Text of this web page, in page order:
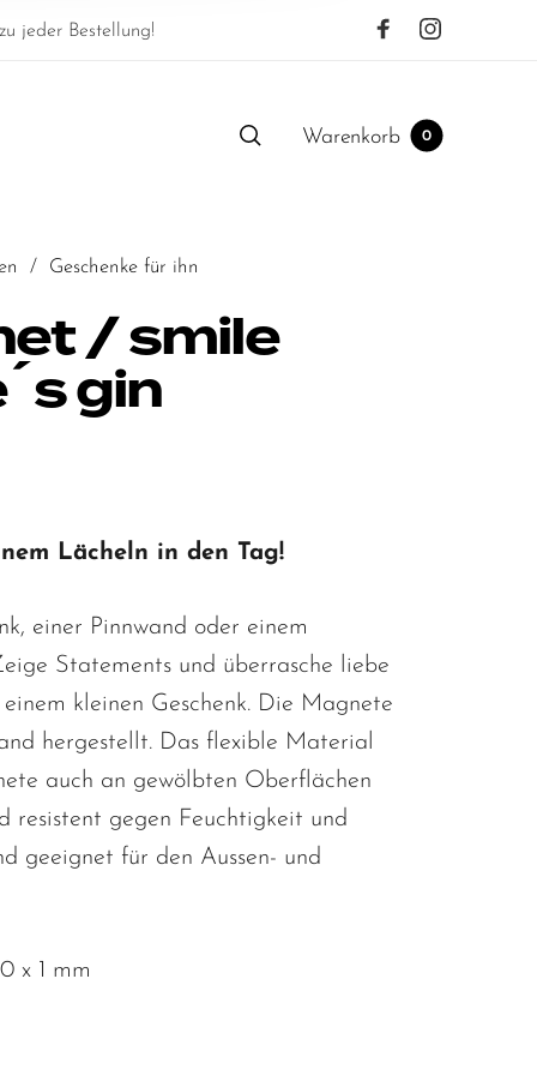
jeder Bestellung!
Warenkorb 0
/ Geschenke für ihn
/ smile
gin
Lächeln in den Tag!
einer Pinnwand oder einem
Statements und überrasche liebe
kleinen Geschenk. Die Magnete
hergestellt. Das flexible Material
auch an gewölbten Oberflächen
resistent gegen Feuchtigkeit und
geeignet für den Aussen- und
x 1 mm